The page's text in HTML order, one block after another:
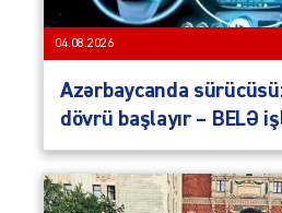
04.08.2026
Azərbaycanda
dövrü başlayır – BELƏ